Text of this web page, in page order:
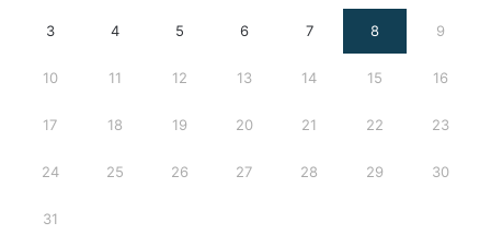
3 4 5 6 7 8 9
10 11 12 13 14 15 16
17 18 19 20 21 22 23
24 25 26 27 28 29 30
31